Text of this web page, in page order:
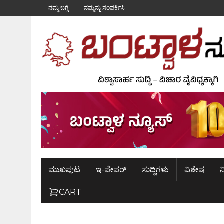
ನಮ್ಮ ಬಗ್ಗೆ ನಮ್ಮನ್ನು ಸಂಪರ್ಕಿಸಿ
ಮುಖಪುಟ ಇ-ಪೇಪರ್ ಸುದ್ದಿಗಳು ವಿಶೇಷ
CART